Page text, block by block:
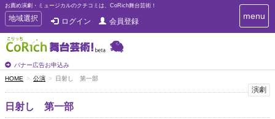
お薦め演劇・ミュージカルのクチコミは、CoRich舞台芸術！
T
o
g
g
e
n
a
v
i
地域選択 ログイン 会員登録
バナー広告お申込み
T
o
menu
HOME 公演 日射し 第一部
演劇
日射し 第一部